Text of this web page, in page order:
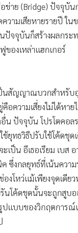
ข่าย (Bridge) ปัจจุบั
วามเสียหายรายปี ใ
นปัจจุบันก็สร้างผลกระ
ของเหล่าแฮกเกอร์